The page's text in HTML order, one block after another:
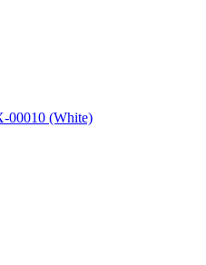
00010 (White)